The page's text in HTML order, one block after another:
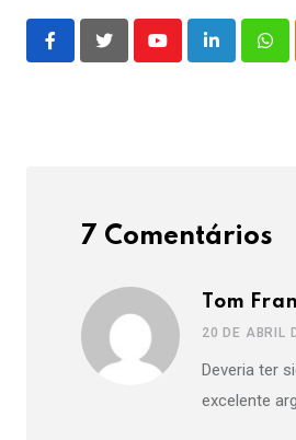
YoutubeLinkedIn
7 Comentários
Tom
20 DE ABRIL
Deveria ter
excelente